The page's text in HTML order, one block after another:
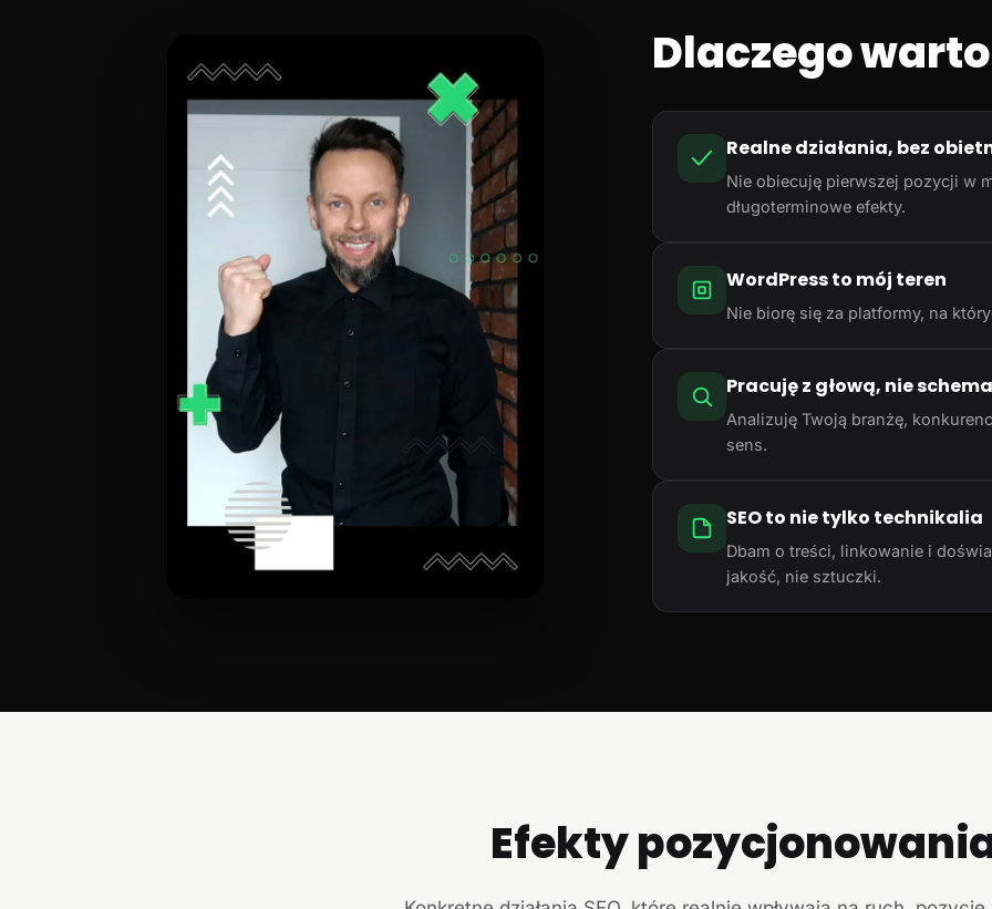
Dlaczego
Realne działania, bez
Nie obiecuję pierwszej pozycji w
długoterminowe efekty.
WordPress to mój teren
Nie biorę się za platformy, na
Pracuję z głową, nie
Analizuję Twoją branżę,
sens.
SEO to nie tylko technikalia
Dbam o treści, linkowanie i
jakość, nie sztuczki.
Efekty